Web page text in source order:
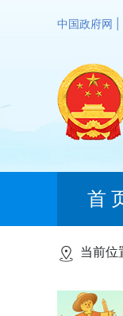
中国政府网
首
当前位